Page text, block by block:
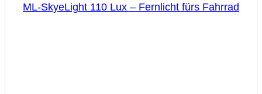
ML-SkyeLight 110 Lux – Fernlicht fürs Fahrrad